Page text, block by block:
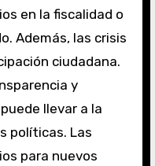
en la fiscalidad o
Además, las crisis
ciudadana.
y
llevar a la
políticas. Las
para nuevos